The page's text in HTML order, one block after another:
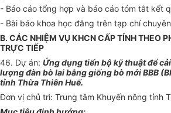
- Báo cáo tổng hợp và báo cáo tóm tắt kết
- Bài báo khoa học đăng trên tạp chí
B. CÁC NHIỆM VỤ KHCN CẤP TỈNH THEO
TRỰC TIẾP
46. Dự án: Ứng dụng tiến bộ kỹ thuật để
lượng đàn bò lai bằng giống bò mới BBB
tỉnh Thừa Thiên Huế.
Đơn vị chủ trì: Trung tâm Khuyến nông tỉnh